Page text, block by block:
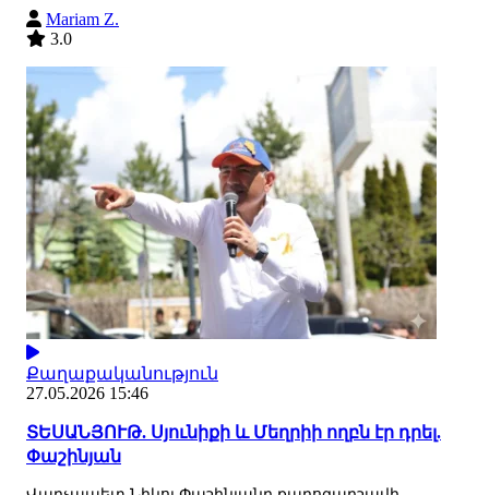
Mariam Z.
3.0
Քաղաքականություն
27.05.2026 15:46
ՏԵՍԱՆՅՈՒԹ. Սյունիքի և Մեղրիի ողբն էր դրել.
Փաշինյան